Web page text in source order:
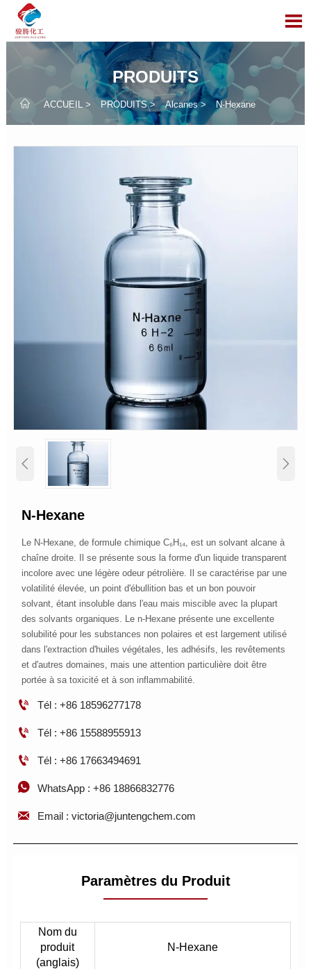

PRODUITS
 ACCUEIL > PRODUITS> Alcanes> N-Hexane
 
N-Hexane
Le N-Hexane, de formule chimique C₆H₁₄, est un solvant alcane à
chaîne droite. Il se présente sous la forme d'un liquide transparent
incolore avec une légère odeur pétrolière. Il se caractérise par une
volatilité élevée, un point d'ébullition bas et un bon pouvoir
solvant, étant insoluble dans l'eau mais miscible avec la plupart
des solvants organiques. Le n-Hexane présente une excellente
solubilité pour les substances non polaires et est largement utilisé
dans l'extraction d'huiles végétales, les adhésifs, les revêtements
et d'autres domaines, mais une attention particulière doit être
portée à sa toxicité et à son inflammabilité.
 Tél : +86 18596277178
 Tél : +86 15588955913
 Tél : +86 17663494691
 WhatsApp : +86 18866832776
 Email : victoria@juntengchem.com
Paramètres du Produit
Nom du
produit
(anglais)
N-Hexane